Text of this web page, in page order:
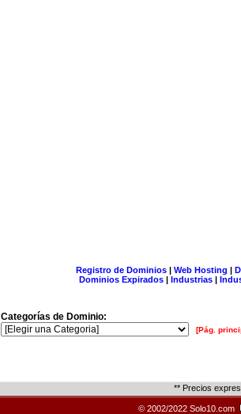
Registro de Dominios| Web Hosting |
Dominios Expirados | Industrias |
Categorías de Dominio:
[Pág.
** Precios
© 2002/2022 Solo10.com